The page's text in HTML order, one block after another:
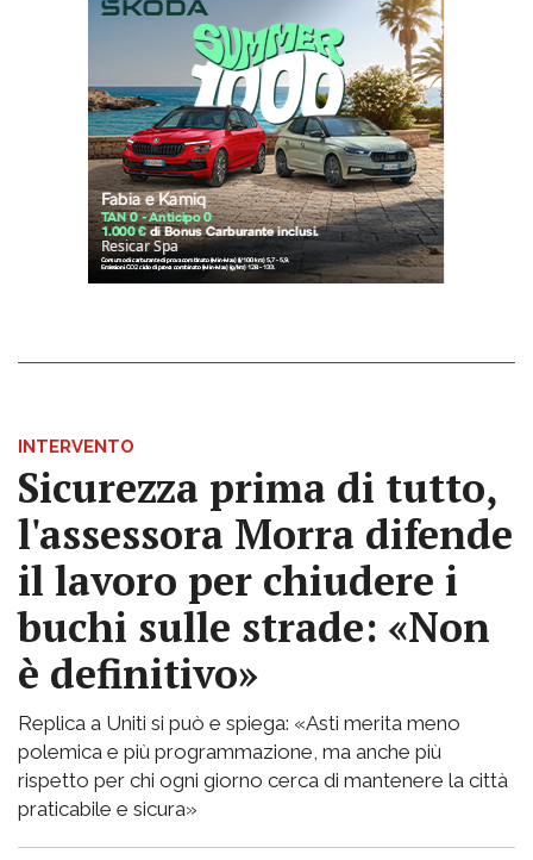
INTERVENTO
Sicurezza prima di tutto,
l'assessora Morra difende
il lavoro per chiudere i
buchi sulle strade: «Non
è definitivo»
Replica a Uniti si può e spiega: «Asti merita meno
polemica e più programmazione, ma anche più
rispetto per chi ogni giorno cerca di mantenere la città
praticabile e sicura»